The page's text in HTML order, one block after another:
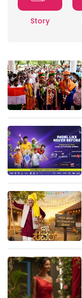
Story